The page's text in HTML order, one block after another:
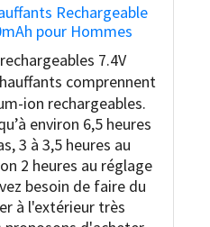
Rechargeable
pour Hommes
- Chauffe
(L)
7.4V
comprennent
ion rechargeables.
environ 6,5 heures
3 à 3,5 heures au
2 heures au réglage
besoin de faire du
à l'extérieur très